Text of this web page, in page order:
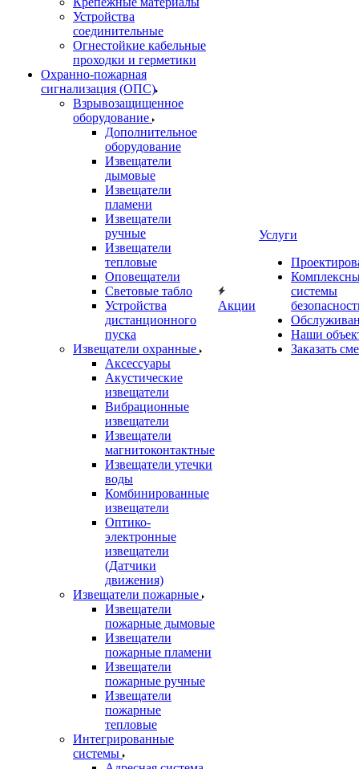
Устройства
соединительные
Огнестойкие кабельные
проходки и герметики
Охранно-пожарная
сигнализация (ОПС)
Взрывозащищенное
оборудование
Дополнительное
оборудование
Извещатели
дымовые
Извещатели
пламени
Извещатели
ручные
Извещатели
тепловые
Оповещатели
Световые табло
Устройства
дистанционного
пуска
Извещатели охранные
Аксессуары
Акустические
извещатели
Вибрационные
извещатели
Извещатели
магнитоконтактные
Извещатели утечки
воды
Комбинированные
извещатели
Оптико-
электронные
извещатели
(Датчики
движения)
Извещатели пожарные
Извещатели
пожарные дымовые
Извещатели
пожарные пламени
Извещатели
пожарные ручные
Извещатели
пожарные
тепловые
Интегрированные
системы
Акции
Услуги
системы
Наши
Заказать